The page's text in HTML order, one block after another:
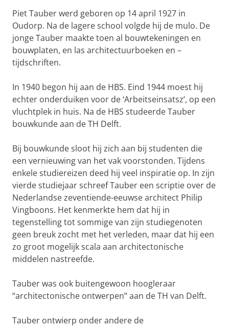
Piet Tauber werd geboren op 14 april 1927 in
Oudorp. Na de lagere school volgde hij de mulo. De
jonge Tauber maakte toen al bouwtekeningen en
bouwplaten, en las architectuurboeken en –
tijdschriften.
In 1940 begon hij aan de HBS. Eind 1944 moest hij
echter onderduiken voor de ‘Arbeitseinsatsz’, op een
vluchtplek in huis. Na de HBS studeerde Tauber
bouwkunde aan de TH Delft.
Bij bouwkunde sloot hij zich aan bij studenten die
een vernieuwing van het vak voorstonden. Tijdens
enkele studiereizen deed hij veel inspiratie op. In zijn
vierde studiejaar schreef Tauber een scriptie over de
Nederlandse zeventiende-eeuwse architect Philip
Vingboons. Het kenmerkte hem dat hij in
tegenstelling tot sommige van zijn studiegenoten
geen breuk zocht met het verleden, maar dat hij een
zo groot mogelijk scala aan architectonische
middelen nastreefde.
Tauber was ook buitengewoon hoogleraar
“architectonische ontwerpen” aan de TH van Delft.
Tauber ontwierp onder andere de